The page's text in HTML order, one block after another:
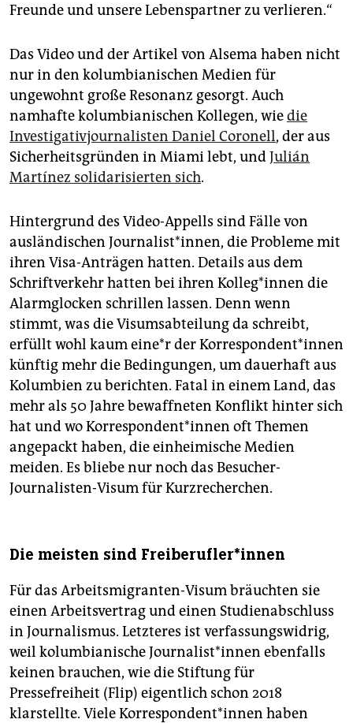
Freunde und unsere Lebenspartner zu verlieren.“
Das Video und der Artikel von Alsema haben nicht
nur in den kolumbianischen Medien für
ungewohnt große Resonanz gesorgt. Auch
namhafte kolumbianischen Kollegen, wiedie
Investigativjournalisten Daniel Coronell, der aus
Sicherheitsgründen in Miami lebt, undJulián
Martínez solidarisierten sich.
Hintergrund des Video-Appells sind Fälle von
ausländischen Journalist*innen, die Probleme mit
ihren Visa-Anträgen hatten. Details aus dem
Schriftverkehr hatten bei ihren Kolleg*innen die
Alarmglocken schrillen lassen. Denn wenn
stimmt, was die Visumsabteilung da schreibt,
erfüllt wohl kaum eine*r der Korrespondent*innen
künftig mehr die Bedingungen, um dauerhaft aus
Kolumbien zu berichten. Fatal in einem Land, das
mehr als 50 Jahre bewaffneten Konflikt hinter sich
hat und wo Korrespondent*innen oft Themen
angepackt haben, die einheimische Medien
meiden. Es bliebe nur noch das Besucher-
Journalisten-Visum für Kurzrecherchen.
Die meisten sind Freiberufler*innen
Für das Arbeitsmigranten-Visum bräuchten sie
einen Arbeitsvertrag und einen Studienabschluss
in Journalismus. Letzteres ist verfassungswidrig,
weil kolumbianische Journalist*innen ebenfalls
keinen brauchen, wie die Stiftung für
Pressefreiheit (Flip) eigentlich schon 2018
klarstellte. Viele Korrespondent*innen haben